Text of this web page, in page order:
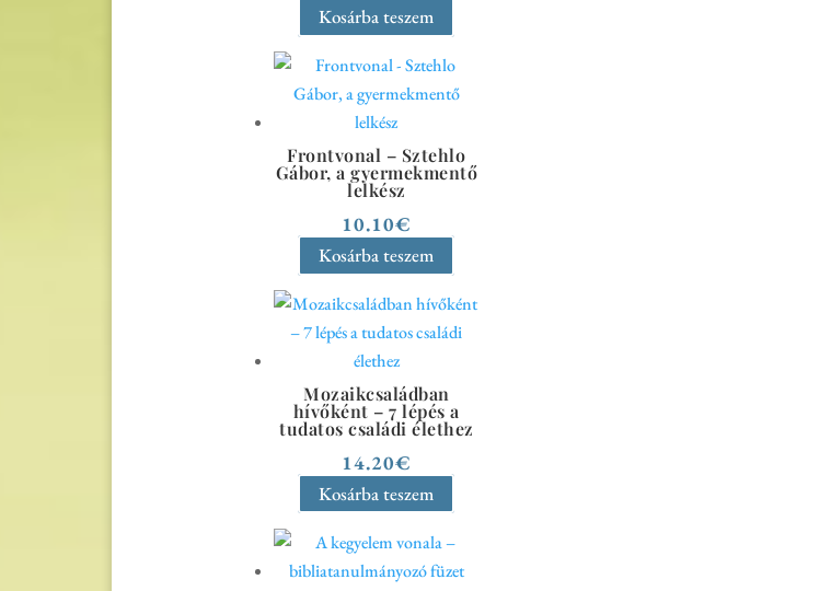
Kosárba teszem
Frontvonal – Sztehlo
Gábor, a gyermekmentő
lelkész
10.10€
Kosárba teszem
Mozaikcsaládban
hívőként – 7 lépés a
tudatos családi élethez
14.20€
Kosárba teszem